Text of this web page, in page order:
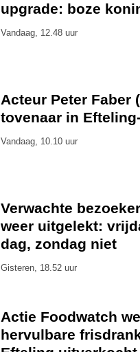
upgrade: boze
Vandaag, 12.48 uur
Acteur Peter Faber
tovenaar in
Vandaag, 10.10 uur
Verwachte
weer uitgelekt:
dag, zondag niet
Gisteren, 18.52 uur
Actie Foodwatch
hervulbare